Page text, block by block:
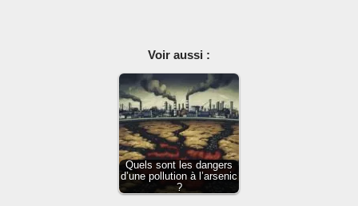
Voir aussi :
Quels sont les dangers
d’une pollution à l’arsenic
?